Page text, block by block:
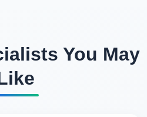
You May